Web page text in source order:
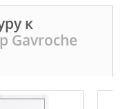
к
Gavroche